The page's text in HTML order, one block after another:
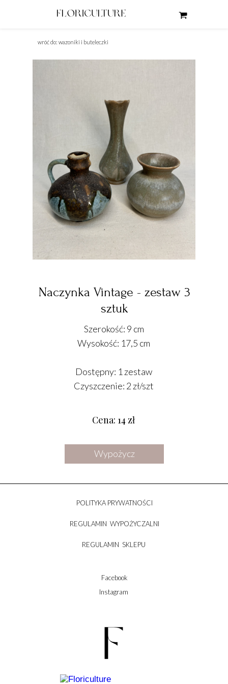
REGULAMIN SKLEPU
REGULAMIN WYPOŻYCZALNI
Facebook
Instagram
POLITYKA PRYWATNOŚCI
Naczynka Vintage - zestaw 3
sztuk
Szerokość: 9 cm
Wysokość: 17,5 cm
Dostępny: 1 zestaw
Czyszczenie: 2 zł/szt
Cena: 14 zł
Wypożycz
wróć do: wazoniki i buteleczki